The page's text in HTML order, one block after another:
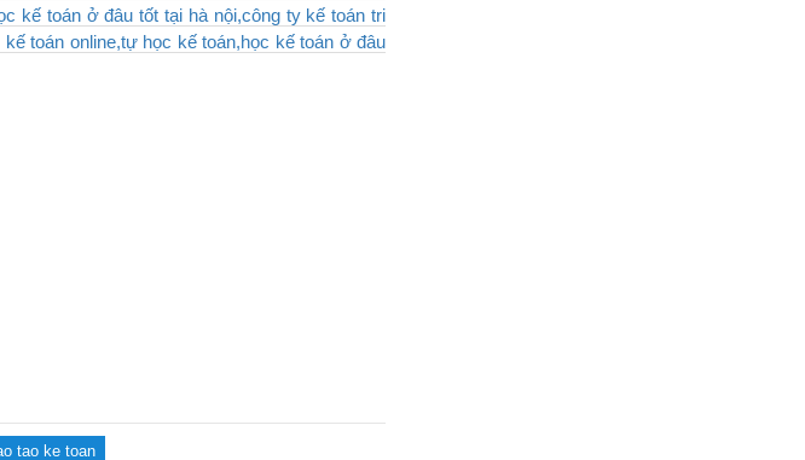
kế toán ở đâu tốt tại hà nội,công ty kế toán tri
toán online,tự học kế toán,học kế toán ở đâu
tao ke toan